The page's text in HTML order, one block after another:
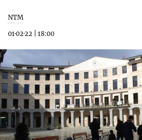
NTM
01·02·22
18:00